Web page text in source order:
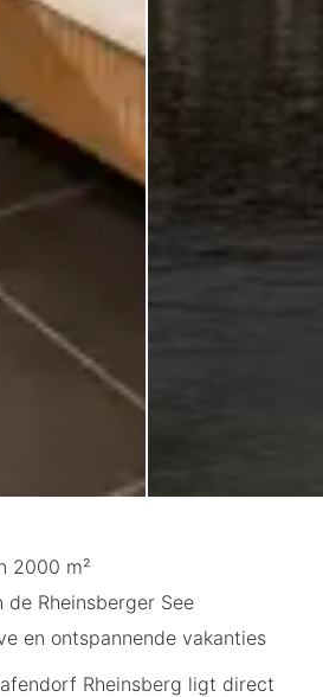
2000 m²
Rheinsberger See
en ontspannende vakanties
Rheinsberg ligt direct